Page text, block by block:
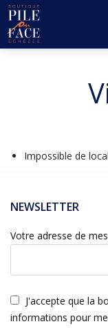
Impossible de
NEWSLETTER
Votre adresse de
J'accepte que la
informations pour